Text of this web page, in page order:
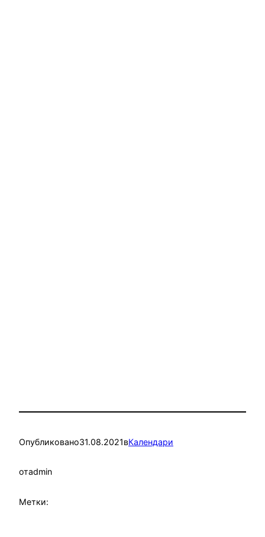
Опубликовано31.08.2021вКалендари
отadmin
Метки: